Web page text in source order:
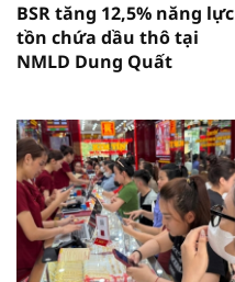
BSR tăng 12,5% năng lực
tồn chứa dầu thô tại
NMLD Dung Quất